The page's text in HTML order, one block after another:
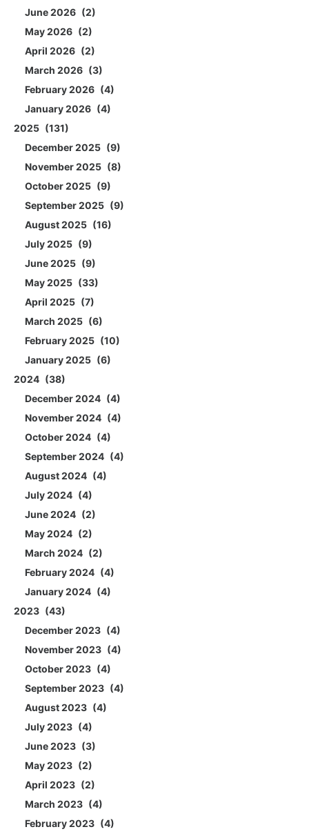
June 2026
2
May 2026
2
April 2026
2
March 2026
3
February 2026
4
January 2026
4
2025
131
December 2025
9
November 2025
8
October 2025
9
September 2025
9
August 2025
16
July 2025
9
June 2025
9
May 2025
33
April 2025
7
March 2025
6
February 2025
10
January 2025
6
2024
38
December 2024
4
November 2024
4
October 2024
4
September 2024
4
August 2024
4
July 2024
4
June 2024
2
May 2024
2
March 2024
2
February 2024
4
January 2024
4
2023
43
December 2023
4
November 2023
4
October 2023
4
September 2023
4
August 2023
4
July 2023
4
June 2023
3
May 2023
2
April 2023
2
March 2023
4
February 2023
4